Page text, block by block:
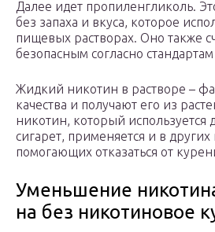
Далее идет пропиленгликоль.
без запаха и вкуса, которое
пищевых растворах. Оно также
безопасным согласно
Жидкий никотин в растворе –
качества и получают его из
никотин, который используется
сигарет, применяется и в других
помогающих отказаться от
Уменьшение
на без никотиновое